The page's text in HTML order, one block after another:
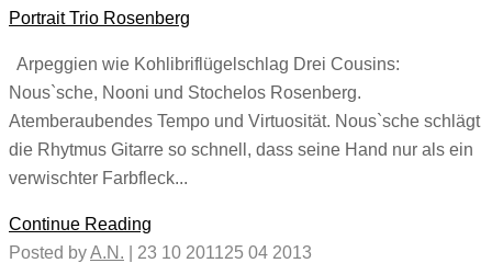
Portrait Trio Rosenberg
Arpeggien wie Kohlibriflügelschlag Drei Cousins:
Nous`sche, Nooni und Stochelos Rosenberg.
Atemberaubendes Tempo und Virtuosität. Nous`sche schlägt
die Rhytmus Gitarre so schnell, dass seine Hand nur als ein
verwischter Farbfleck...
Continue Reading
Posted byA.N. 23 10 201125 04 2013